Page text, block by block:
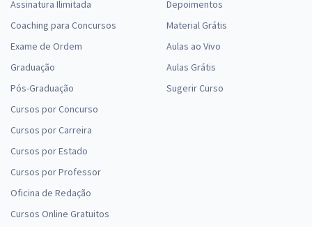
Assinatura Ilimitada
Coaching para Concursos
Exame de Ordem
Graduação
Pós-Graduação
Cursos por Concurso
Cursos por Carreira
Cursos por Estado
Cursos por Professor
Oficina de Redação
Cursos Online Gratuitos
Depoimentos
Material Grátis
Aulas ao Vivo
Aulas Grátis
Sugerir Curso